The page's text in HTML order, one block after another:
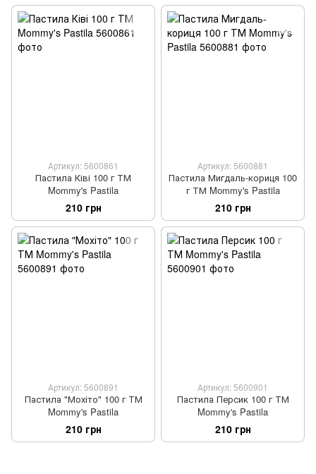
Артикул: 5600861
Пастила Ківі 100 г ТМ
Mommy's Pastila
210 грн
Артикул: 5600881
Пастила Мигдаль-кориця 100
г ТМ Mommy's Pastila
210 грн
Артикул: 5600891
Пастила "Мохіто" 100 г ТМ
Mommy's Pastila
210 грн
Артикул: 5600901
Пастила Персик 100 г ТМ
Mommy's Pastila
210 грн